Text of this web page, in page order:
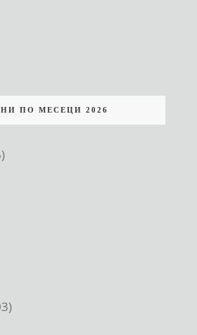
ПО МЕСЕЦИ 2026